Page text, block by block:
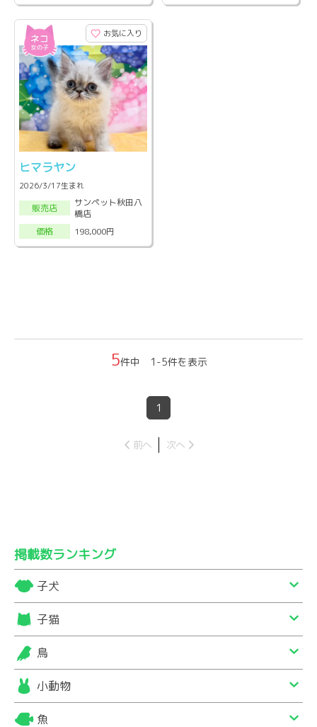
お気に入り
ヒマラヤン
2026/3/17生まれ
販売店
サンペット秋田八
橋店
価格
198,000円
5件中 1-5件を表示
1
前へ 次へ
掲載数ランキング
子犬
子猫
鳥
小動物
魚